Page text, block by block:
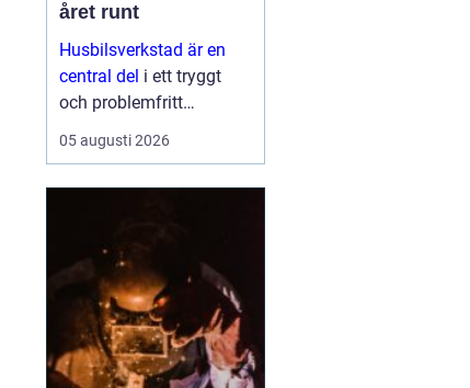
året runt
Husbilsverkstad är en
central del i ett tryggt
och problemfritt
husbilsliv. När en husbil
används som både
05 augusti 2026